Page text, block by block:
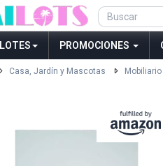
LOTES PROMOCIONES
Casa, Jardín y Mascotas